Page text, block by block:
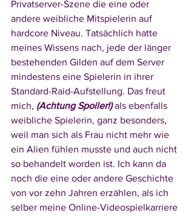
Privatserver-Szene die eine oder
andere weibliche Mitspielerin auf
hardcore Niveau. Tatsächlich hatte
meines Wissens nach, jede der länger
bestehenden Gilden auf dem Server
mindestens eine Spielerin in ihrer
Standard-Raid-Aufstellung. Das freut
mich, (Achtung Spoiler!) als ebenfalls
weibliche Spielerin, ganz besonders,
weil man sich als Frau nicht mehr wie
ein Alien fühlen musste und auch nicht
so behandelt worden ist. Ich kann da
noch die eine oder andere Geschichte
von vor zehn Jahren erzählen, als ich
selber meine Online-Videospielkarriere